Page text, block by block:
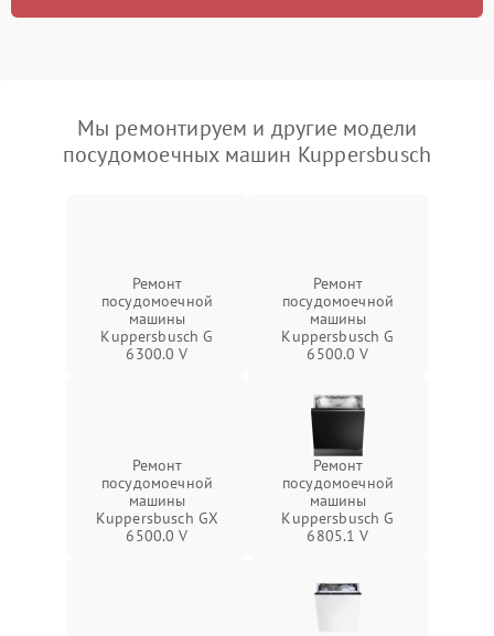
Мы ремонтируем и другие модели
посудомоечных машин Kuppersbusch
Ремонт
посудомоечной
машины
Kuppersbusch G
6300.0 V
Ремонт
посудомоечной
машины
Kuppersbusch G
6500.0 V
Ремонт
посудомоечной
машины
Kuppersbusch GX
6500.0 V
Ремонт
посудомоечной
машины
Kuppersbusch G
6805.1 V